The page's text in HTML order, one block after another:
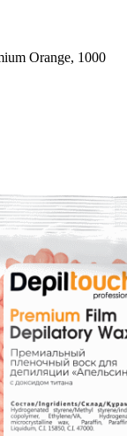
Orange, 1000